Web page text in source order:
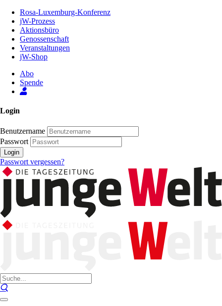
Inhalt
Seite
Rosa-Luxemburg-Konferenz
jW-Prozess
Aktionsbüro
Genossenschaft
Veranstaltungen
jW-Shop
Abo
Spende
Login
Benutzername
Passwort
Login
Passwort vergessen?